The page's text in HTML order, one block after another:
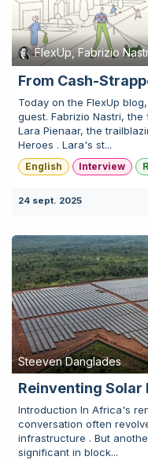
FlexUp, Fabrizio
From Cash-
Today on the FlexUp
guest. Fabrizio Nastri,
Lara Pienaar, the
Heroes . Lara's st...
English Interview
24 sept. 2025
Steeven Danglades
Reinventing
Introduction In Africa's
conversation often
infrastructure . But
significant in block...